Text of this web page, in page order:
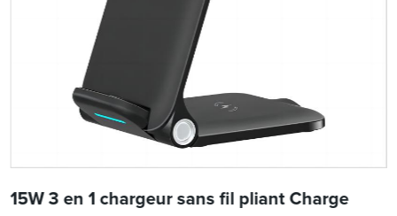
15W 3 en 1 chargeur sans fil pliant Charge